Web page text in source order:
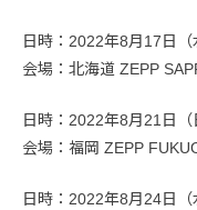
日時：2022年8月17日
会場：北海道 ZEPP
日時：2022年8月21日
会場：福岡 ZEPP
日時：2022年8月24日